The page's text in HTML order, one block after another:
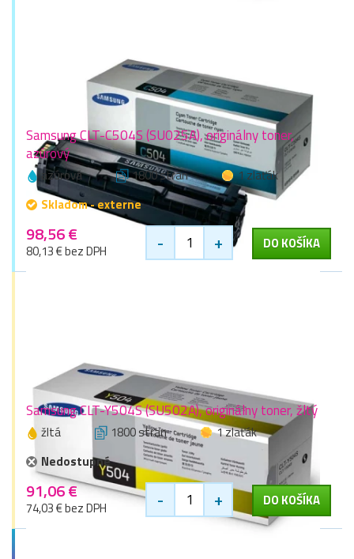
Samsung CLT-C504S (SU025A), originálny toner,
azúrový
azúrová 1800 stran
1 zlaťák
Skladom - externe
98,56 €
80,13 € bez DPH - + DO KOŠÍKA
Samsung CLT-Y504S (SU502A), originálny toner, žltý
žltá 1800 stran
1 zlaťák
Nedostupné
91,06 €
74,03 € bez DPH - + DO KOŠÍKA